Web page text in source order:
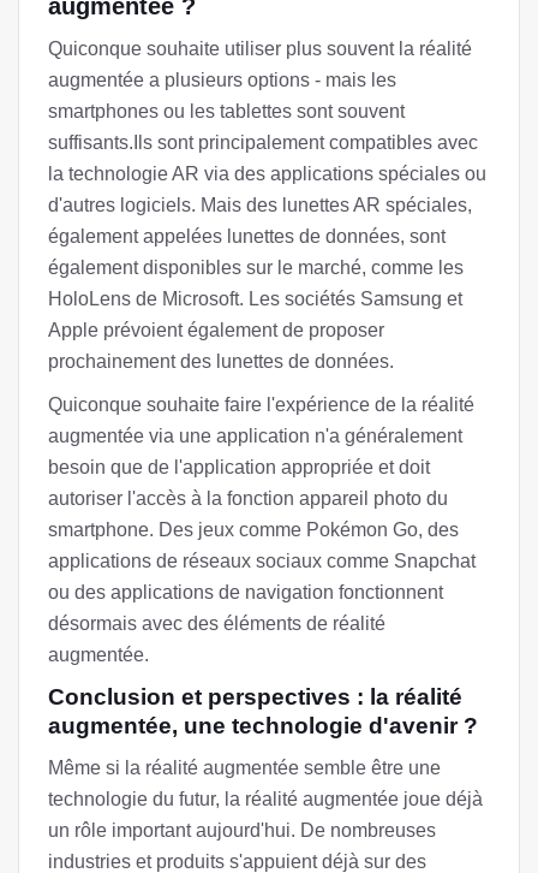
augmentée ?
Quiconque souhaite utiliser plus souvent la réalité
augmentée a plusieurs options - mais les
smartphones ou les tablettes sont souvent
suffisants.Ils sont principalement compatibles avec
la technologie AR via des applications spéciales ou
d'autres logiciels. Mais des lunettes AR spéciales,
également appelées lunettes de données, sont
également disponibles sur le marché, comme les
HoloLens de Microsoft. Les sociétés Samsung et
Apple prévoient également de proposer
prochainement des lunettes de données.
Quiconque souhaite faire l'expérience de la réalité
augmentée via une application n'a généralement
besoin que de l'application appropriée et doit
autoriser l'accès à la fonction appareil photo du
smartphone. Des jeux comme Pokémon Go, des
applications de réseaux sociaux comme Snapchat
ou des applications de navigation fonctionnent
désormais avec des éléments de réalité
augmentée.
Conclusion et perspectives : la réalité
augmentée, une technologie d'avenir ?
Même si la réalité augmentée semble être une
technologie du futur, la réalité augmentée joue déjà
un rôle important aujourd'hui. De nombreuses
industries et produits s'appuient déjà sur des